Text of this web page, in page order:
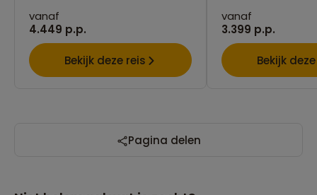
vanaf
4.449 p.p.
Bekijk deze reis
vanaf
3.399 p.p.
Bekijk
Pagina delen